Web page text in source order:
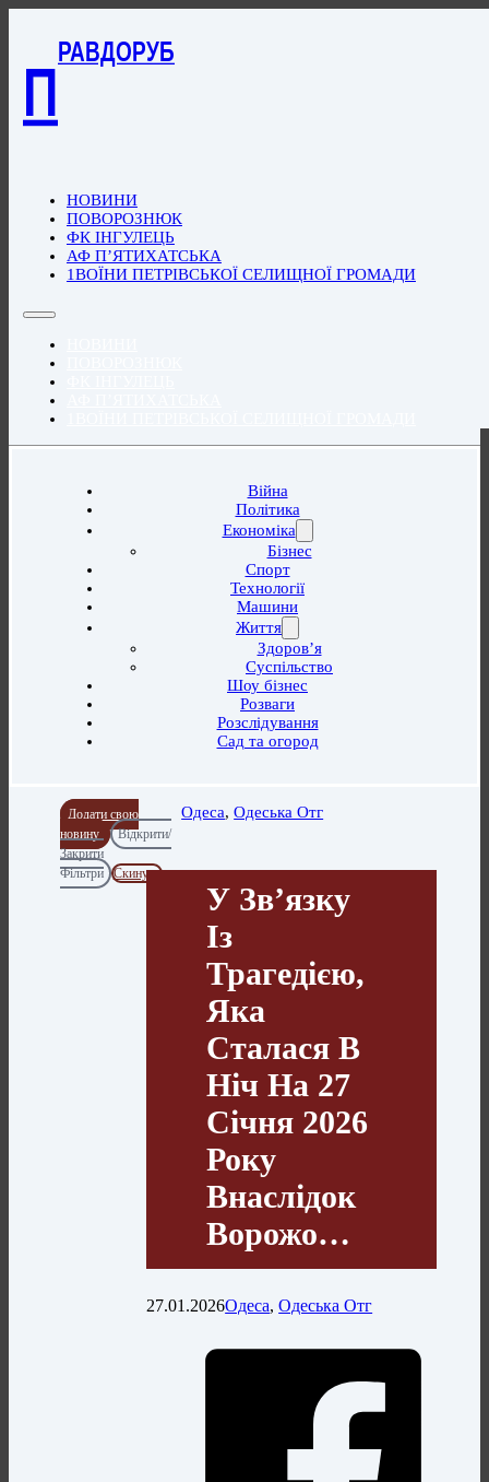
П
РАВДОРУБ
НОВИНИ
ПОВОРОЗНЮК
ФК ІНГУЛЕЦЬ
АФ П’ЯТИХАТСЬКА
1ВОЇНИ ПЕТРІВСЬКОЇ СЕЛИЩНОЇ ГРОМАДИ
Війна
Політика
Економіка
Бізнес
Спорт
Технології
Машини
Життя
Здоров’я
Суспільство
Шоу бізнес
Розваги
Розслідування
Сад та огород
Додати свою
новину
Відкрити/
Закрити
Фільтри
Скинути
Одеса,Одеська Отг
У Зв’язку
Із
Трагедією,
Яка
Сталася В
Ніч На 27
Січня 2026
Року
Внаслідок
Ворожо…
27.01.2026Одеса,Одеська Отг